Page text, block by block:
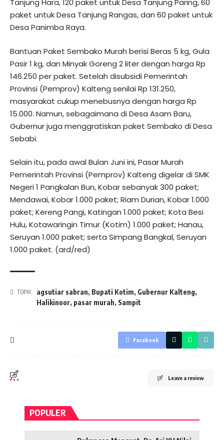
Tanjung Hara, 120 paket untuk Desa Tanjung Paring, 60
paket untuk Desa Tanjung Rangas, dan 60 paket untuk
Desa Panimba Raya.
Bantuan Paket Sembako Murah berisi Beras 5 kg, Gula
Pasir 1 kg, dan Minyak Goreng 2 liter dengan harga Rp
146.250 per paket. Setelah disubsidi Pemerintah
Provinsi (Pemprov) Kalteng senilai Rp 131.250,
masyarakat cukup menebusnya dengan harga Rp
15.000. Namun, sebagaimana di Desa Asam Baru,
Gubernur juga menggratiskan paket Sembako di Desa
Sebabi.
Selain itu, pada awal Bulan Juni ini, Pasar Murah
Pemerintah Provinsi (Pemprov) Kalteng digelar di SMK
Negeri 1 Pangkalan Bun, Kobar sebanyak 300 paket;
Mendawai, Kobar 1.000 paket; Riam Durian, Kobar 1.000
paket; Kereng Pangi, Katingan 1.000 paket; Kota Besi
Hulu, Kotawaringin Timur (Kotim) 1.000 paket; Hanau,
Seruyan 1.000 paket; serta Simpang Bangkal, Seruyan
1.000 paket. (ard/red)
TOPIK agsutiar sabran, Bupati Kotim, Gubernur Kalteng,
Halikinoor, pasar murah, Sampit
Facebook
Leave a review
POPULER